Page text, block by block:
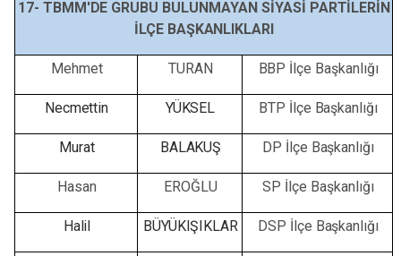
17- TBMM'DE GRUBU BULUNMAYANSİYASİ PARTİLERİN
İLÇE BAŞKANLIKLARI
Mehmet TURAN BBP İlçe Başkanlığı
Necmettin YÜKSEL BTP İlçe Başkanlığı
Murat BALAKUŞ DP İlçe Başkanlığı
Hasan EROĞLU SP İlçe Başkanlığı
Halil BÜYÜKIŞIKLAR DSP İlçe Başkanlığı